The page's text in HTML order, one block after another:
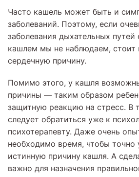
Часто кашель может быть и
заболеваний. Поэтому, если
заболевания дыхательных
кашлем мы не наблюдаем, стоит
сердечную причину.
Помимо этого, у кашля
причины — таким образом
защитную реакцию на стресс. В
следует обратиться уже к
психотерапевту. Даже очень
необходимо время, чтобы точно
истинную причину кашля. А
важно для назначения